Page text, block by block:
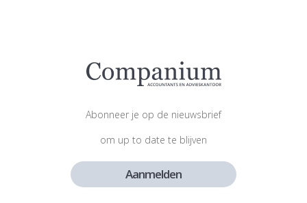
Abonneer je op de nieuwsbrief
om up to date te blijven
Aanmelden